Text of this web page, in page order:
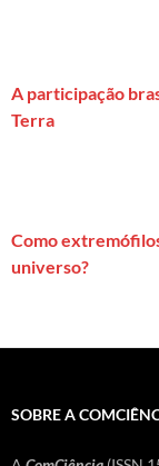
A participação
Terra
Como
universo?
SOBRE A